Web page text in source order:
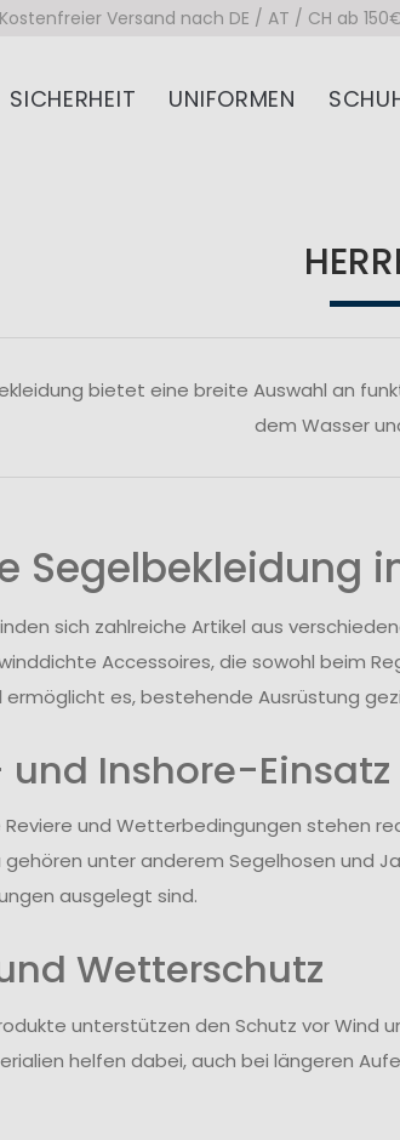
Kostenfreier Versand nach DE / AT / CH ab
SICHERHEIT UNIFORMEN
bietet eine breite Auswahl an
dem Wasser
Segelbekleidung
sich zahlreiche Artikel aus
Accessoires, die sowohl beim
ermöglicht es, bestehende Ausrüstung
Inshore-Einsatz
Reviere und Wetterbedingungen stehen
gehören unter anderem Segelhosen und
ausgelegt sind.
Wetterschutz
unterstützen den Schutz vor Wind
helfen dabei, auch bei längeren